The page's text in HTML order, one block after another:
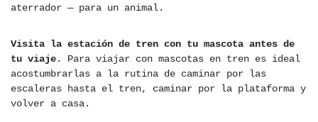
aterrador — para un animal.
Visita la estación de tren con tu mascota antes de
tu viaje. Para viajar con mascotas en tren es ideal
acostumbrarlas a la rutina de caminar por las
escaleras hasta el tren, caminar por la plataforma y
volver a casa.